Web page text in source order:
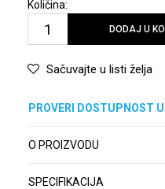
Količina:
DODAJ U
Sačuvajte u listi želja
PROVERI DOSTUPNOST
O PROIZVODU
SPECIFIKACIJA